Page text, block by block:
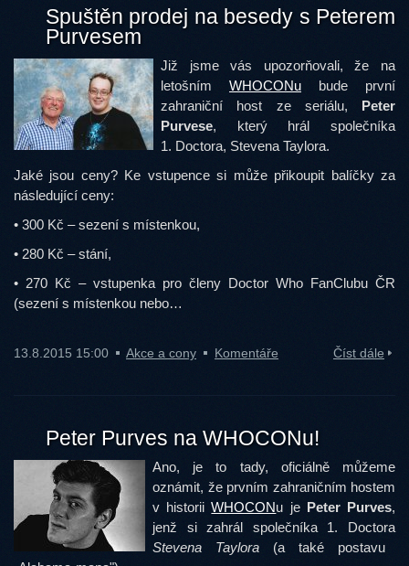
Spuštěn prodej na besedy s Peterem
Purvesem
Již jsme vás upozorňovali, že na
letošním WHOCONu bude první
zahraniční host ze seriálu, Peter
Purvese, který hrál společníka
1. Doctora, Stevena Taylora.
Jaké jsou ceny? Ke vstupence si může přikoupit balíčky za
následující ceny:
• 300 Kč – sezení s místenkou,
• 280 Kč – stání,
• 270 Kč – vstupenka pro členy Doctor Who FanClubu ČR
(sezení s místenkou nebo…
13.8.2015 15:00 Akce a cony Komentáře Číst dále
Peter Purves na WHOCONu!
Ano, je to tady, oficiálně můžeme
oznámit, že prvním zahraničním hostem
v historiiWHOCONu je Peter Purves,
jenž si zahrál společníka 1. Doctora
Stevena Taylora (a také postavu